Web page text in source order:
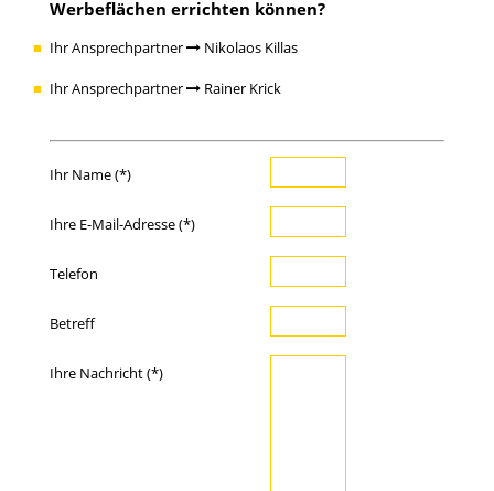
Werbeflächen errichten können?
Ihr Ansprechpartner Nikolaos Killas
Ihr Ansprechpartner Rainer Krick
Ihr Name (*)
Ihre E-Mail-Adresse (*)
Telefon
Betreff
Ihre Nachricht (*)